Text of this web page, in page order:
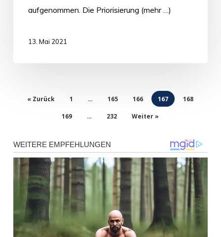
aufgenommen. Die Priorisierung (mehr …)
13. Mai 2021
« Zurück 1 … 165 166 167 168
169 … 232 Weiter »